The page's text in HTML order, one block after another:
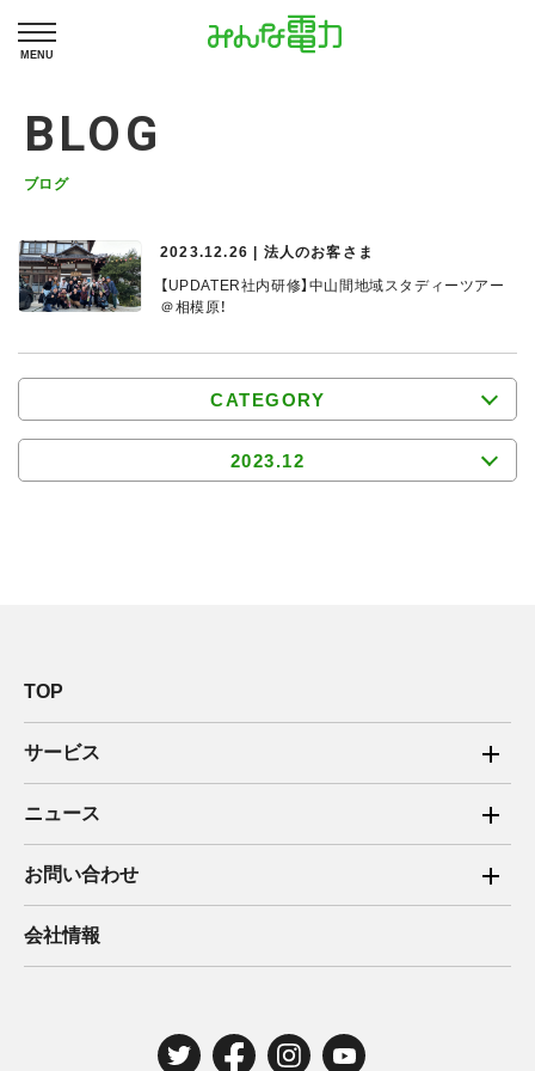
MENU
BLOG
ブログ
2023.12.26 | 法人のお客さま
【UPDATER社内研修】中山間地域スタディーツアー
＠相模原！
CATEGORY
2023.12
TOP
サービス
ご家庭向け電力サービス
法人向け脱炭素サービス
住宅用太陽光売電 卒FIT
ニュース
2025年
2024年
お問い合わせ
ご家庭向け電力サービス・卒FIT電気の売電
法人向け脱炭素サービス・新電力向けサービス
電気工事のお申込み
会社情報